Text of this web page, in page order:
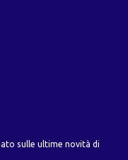
sulle ultime novità di